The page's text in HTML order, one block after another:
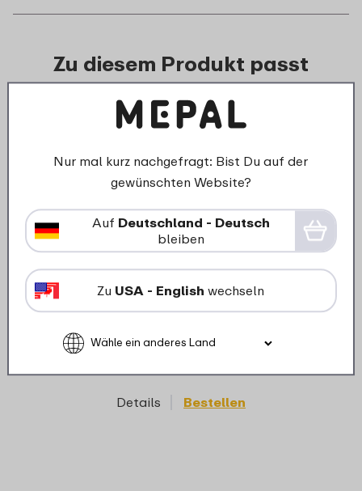
Zu diesem Produkt passt
auch:
Schale Silueta 750 ml - Nordic
sage
Details Bestellen
›
Nur mal kurz nachgefragt: Bist Du auf der
gewünschten Website?
Auf Deutschland - Deutsch
bleiben
Zu USA - English wechseln